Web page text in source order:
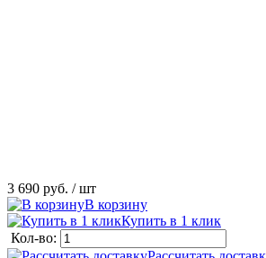
3 690 руб. / шт
В корзину
Купить в 1 клик
Кол-во: